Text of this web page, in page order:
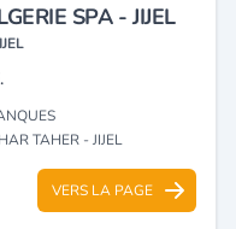
SPA - JIJEL
TAHER - JIJEL
VERS LA PAGE